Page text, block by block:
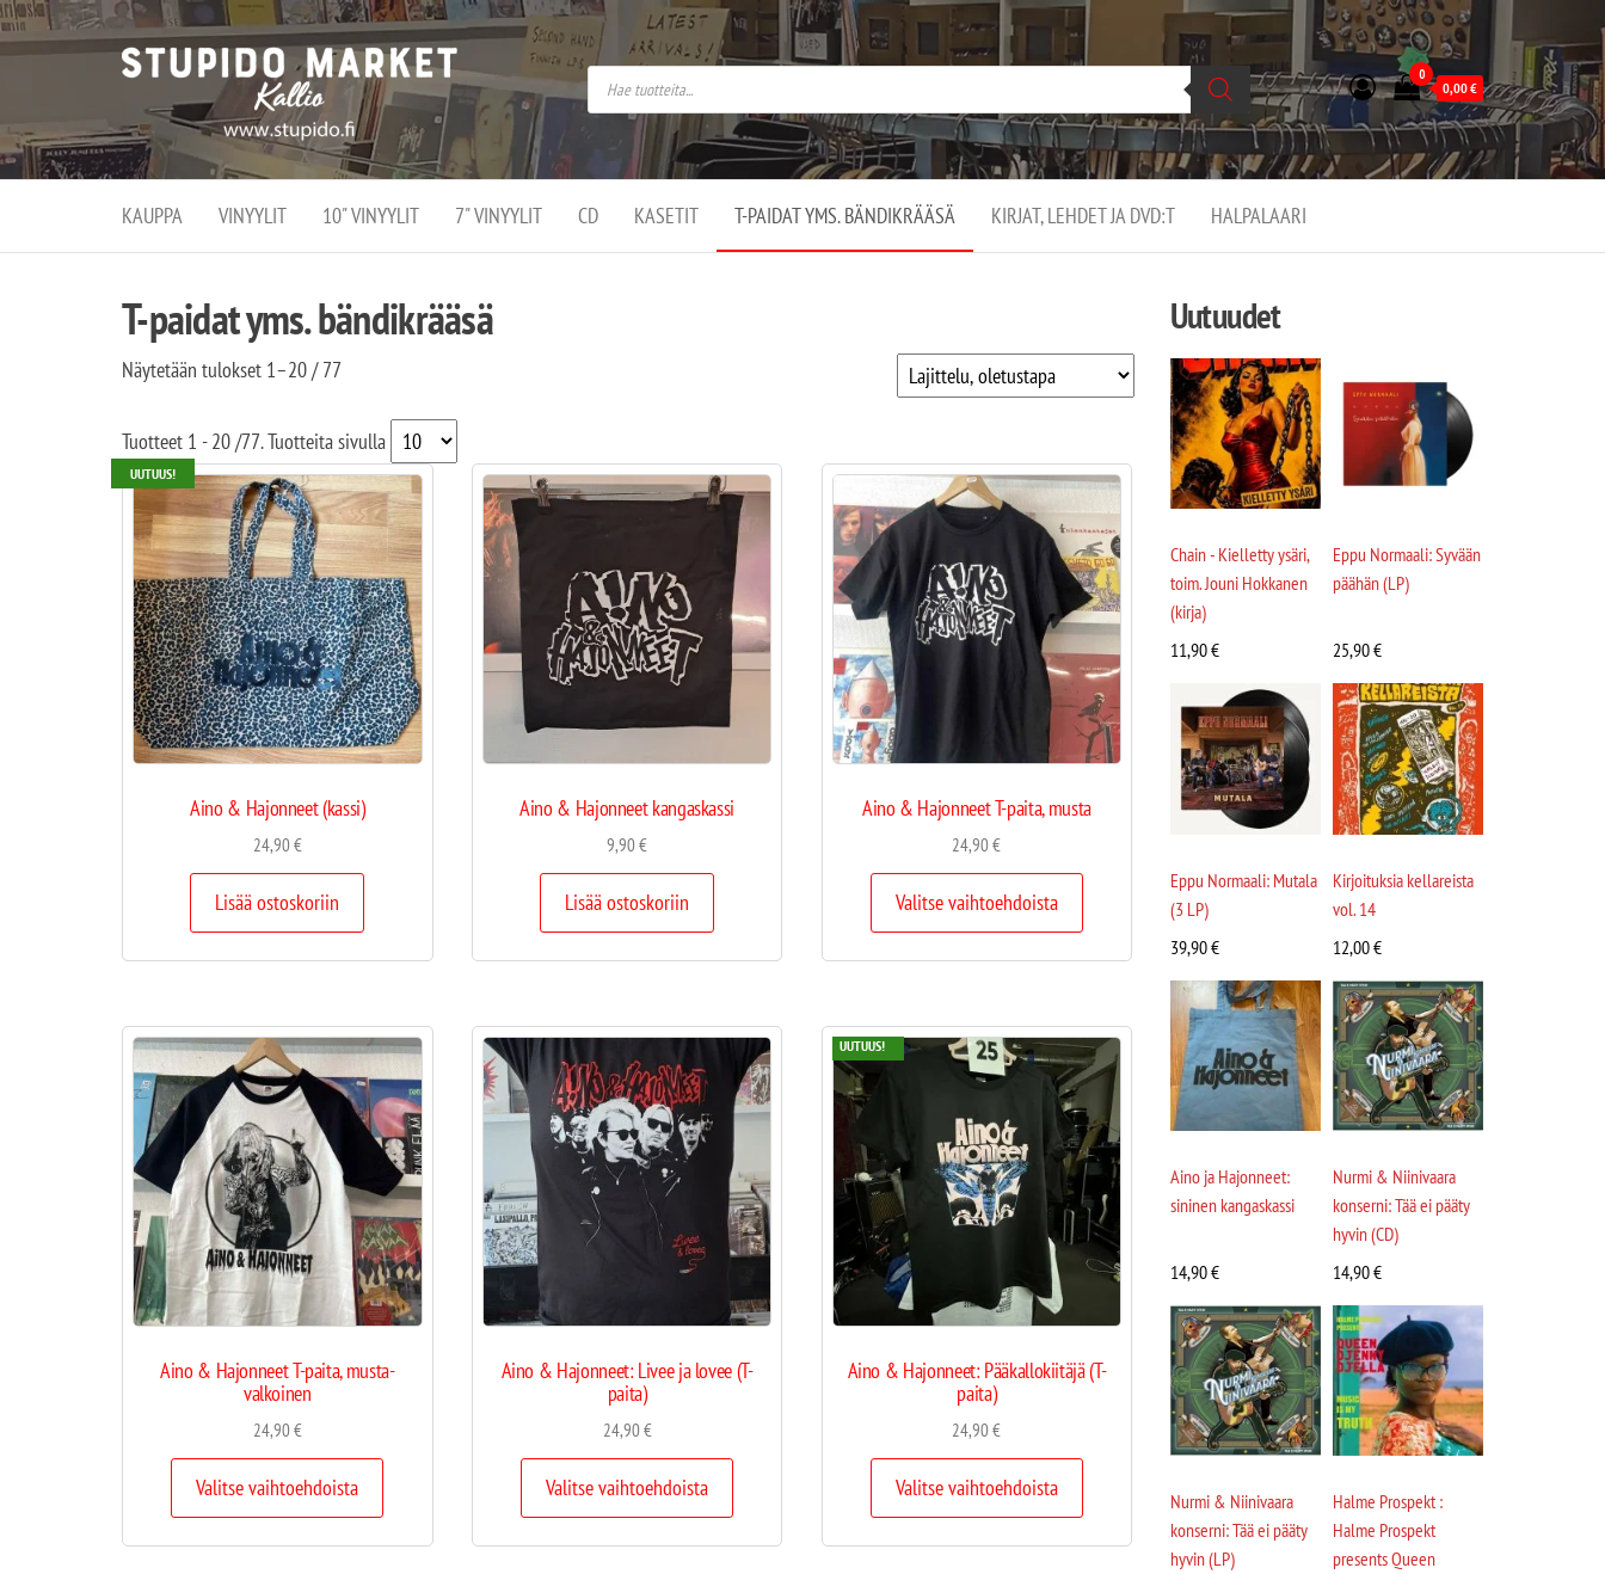
Stupido
Market –
verkossa
ja
kivijalassa
Stupido Market on
vaihtoehtomusaan
erikoistunut
verkko- sekä
kivijalkakauppa
Helsingissä
Kallion
0
0,00€
KAUPPA VINYYLIT 10" VINYYLIT 7" VINYYLIT CD KASETIT T-PAIDAT YMS. BÄNDIKRÄÄSÄ KIRJAT, LEHDET JA DVD:T HALPALAARI
T-paidat yms. bändikrääsä
Näytetään tulokset 1–20 / 77
Tuotteet 1 - 20/77. Tuotteita sivulla
UUTUUS!
Aino & Hajonneet (kassi)
24,90€
Lisää ostoskoriin
Aino & Hajonneet kangaskassi
9,90€
Lisää ostoskoriin
Aino & Hajonneet T-paita, musta
24,90€
Valitse vaihtoehdoista
Aino & Hajonneet T-paita, musta-
valkoinen
24,90€
Valitse vaihtoehdoista
Aino & Hajonneet: Livee ja lovee (T-
paita)
24,90€
Valitse vaihtoehdoista
UUTUUS!
Aino & Hajonneet: Pääkallokiitäjä (T-
paita)
24,90€
Valitse vaihtoehdoista
Uutuudet
Chain - Kielletty ysäri,
toim. Jouni Hokkanen
(kirja)
11,90€
Eppu Normaali: Syvään
päähän (LP)
25,90€
Eppu Normaali: Mutala
(3 LP)
39,90€
Kirjoituksia kellareista
vol. 14
12,00€
Aino ja Hajonneet:
sininen kangaskassi
14,90€
Nurmi & Niinivaara
konserni: Tää ei pääty
hyvin (CD)
14,90€
Nurmi & Niinivaara
konserni: Tää ei pääty
hyvin (LP)
Halme Prospekt :
Halme Prospekt
presents Queen